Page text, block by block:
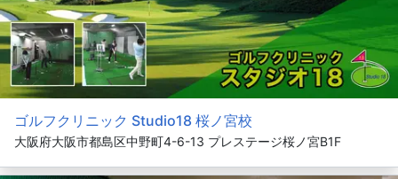
ゴルフクリニック Studio18 桜ノ宮校
大阪府大阪市都島区中野町4-6-13 プレステージ桜ノ宮B1F